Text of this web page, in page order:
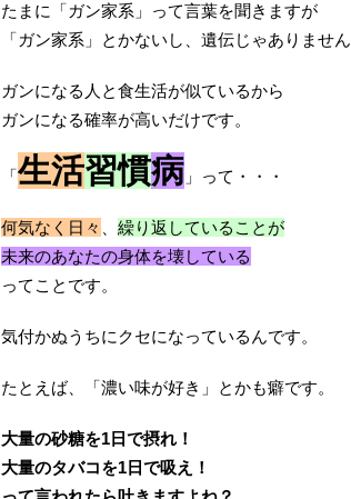
たまに「ガン家系」って言葉を聞きますが
「ガン家系」とかないし、遺伝じゃありません
ガンになる人と食生活が似ているから
ガンになる確率が高いだけです。
「生活習慣病 」って・・・
何気なく日々
繰り返していることが
未来のあなたの身体を壊している
ってことです。
気付かぬうちにクセになっているんです。
たとえば、「濃い味が好き」とかも癖です。
大量の砂糖を1日で摂れ！
大量のタバコを1日で吸え！